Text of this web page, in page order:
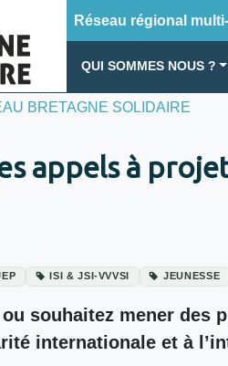
Réseau régional
QUI SOMMES NOUS ?
BRETAGNE SOLIDAIRE
appels à
ISI & JSI-VVVSI JEUNESSE
souhaitez mener des
internationale et à